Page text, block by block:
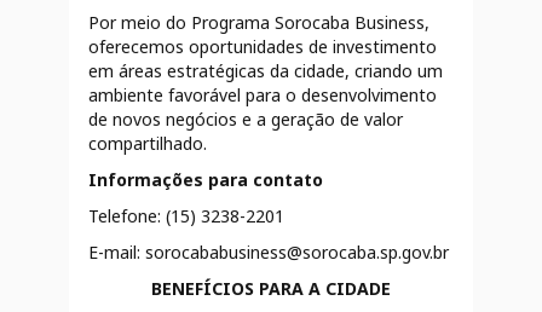
Por meio do Programa Sorocaba Business,
oferecemos oportunidades de investimento
em áreas estratégicas da cidade, criando um
ambiente favorável para o desenvolvimento
de novos negócios e a geração de valor
compartilhado.
Informações para contato
Telefone: (15) 3238-2201
E-mail: sorocababusiness@sorocaba.sp.gov.br
BENEFÍCIOS PARA A CIDADE